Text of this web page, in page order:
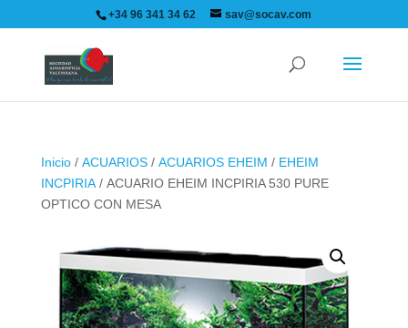
+34 96 341 34 62 sav@socav.com
Inicio/ ACUARIOS/ ACUARIOS EHEIM / EHEIM
INCPIRIA/ ACUARIO EHEIM INCPIRIA 530 PURE
OPTICO CON MESA